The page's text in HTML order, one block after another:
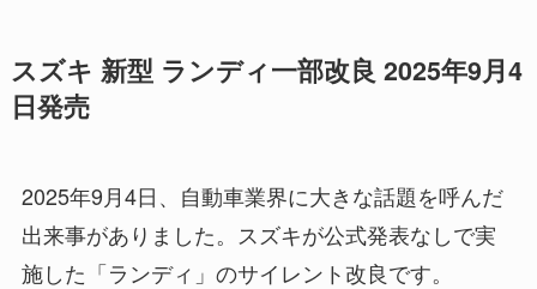
スズキ 新型 ランディ一部改良 2025年9月4
日発売
2025年9月4日、自動車業界に大きな話題を呼んだ
出来事がありました。スズキが公式発表なしで実
施した「ランディ」のサイレント改良です。